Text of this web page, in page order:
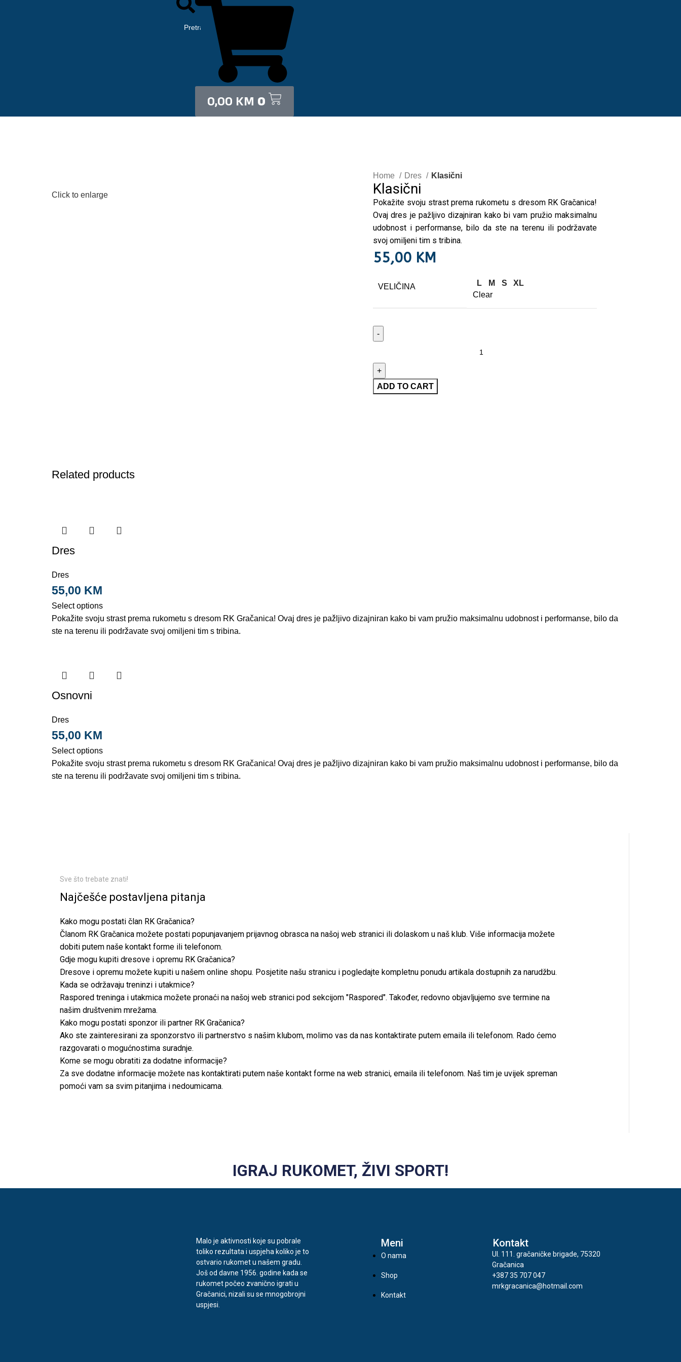
0,00 KM 0
Click to enlarge
Home Dres Klasični
Klasični
Pokažite svoju strast prema rukometu s dresom RK Gračanica!
Ovaj dres je pažljivo dizajniran kako bi vam pružio maksimalnu
udobnost i performanse, bilo da ste na terenu ili podržavate
svoj omiljeni tim s tribina.
55,00 KM
VELIČINA L M S
XL
Clear
ADD TO CART
Related products
Dres
Dres
55,00 KM
Select options
Pokažite svoju strast prema rukometu s dresom RK Gračanica! Ovaj dres je pažljivo dizajniran kako bi vam pružio maksimalnu udobnost i performanse, bilo da
ste na terenu ili podržavate svoj omiljeni tim s tribina.
Osnovni
Dres
55,00 KM
Select options
Pokažite svoju strast prema rukometu s dresom RK Gračanica! Ovaj dres je pažljivo dizajniran kako bi vam pružio maksimalnu udobnost i performanse, bilo da
ste na terenu ili podržavate svoj omiljeni tim s tribina.
Sve što trebate znati!
Najčešće postavljena pitanja
Kako mogu postati član RK Gračanica?
Članom RK Gračanica možete postati popunjavanjem prijavnog obrasca na našoj web stranici ili dolaskom u naš klub. Više informacija možete
dobiti putem naše kontakt forme ili telefonom.
Gdje mogu kupiti dresove i opremu RK Gračanica?
Dresove i opremu možete kupiti u našem online shopu. Posjetite našu stranicu i pogledajte kompletnu ponudu artikala dostupnih za narudžbu.
Kada se održavaju treninzi i utakmice?
Raspored treninga i utakmica možete pronaći na našoj web stranici pod sekcijom "Raspored". Također, redovno objavljujemo sve termine na
našim društvenim mrežama.
Kako mogu postati sponzor ili partner RK Gračanica?
Ako ste zainteresirani za sponzorstvo ili partnerstvo s našim klubom, molimo vas da nas kontaktirate putem emaila ili telefonom. Rado ćemo
razgovarati o mogućnostima suradnje.
Kome se mogu obratiti za dodatne informacije?
Za sve dodatne informacije možete nas kontaktirati putem naše kontakt forme na web stranici, emaila ili telefonom. Naš tim je uvijek spreman
pomoći vam sa svim pitanjima i nedoumicama.
IGRAJ RUKOMET, ŽIVI SPORT!
Malo je aktivnosti koje su pobrale
toliko rezultata i uspjeha koliko je to
ostvario rukomet u našem gradu.
Još od davne 1956. godine kada se
rukomet počeo zvanično igrati u
Gračanici, nizali su se mnogobrojni
uspjesi.
Meni
O nama
Shop
Kontakt
Kontakt
Ul. 111. gračaničke brigade, 75320
Gračanica
+387 35 707 047
mrkgracanica@hotmail.com